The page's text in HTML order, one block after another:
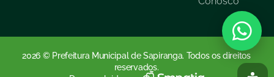
2026 © Prefeitura Municipal de Sapiranga. Todos os direitos
reservados.